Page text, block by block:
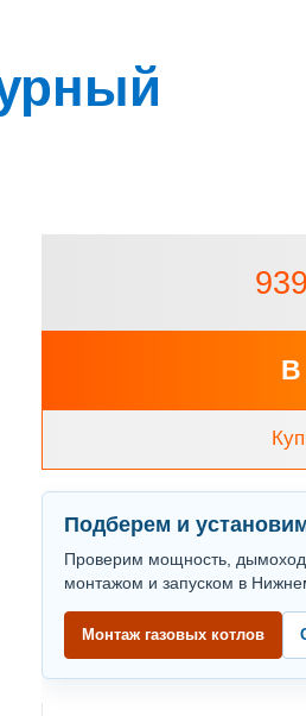
В
Подберем и
Проверим мощность, дымоход
монтажом и запуском в
Монтаж газовых котлов